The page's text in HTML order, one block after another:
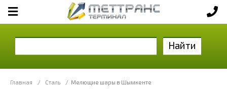
Найти
Главная / Сталь / Мелющие шары в Шымкенте